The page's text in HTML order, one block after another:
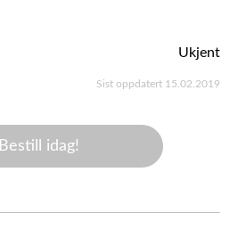
Ukjent
Sist oppdatert 15.02.2019
Bestill idag!